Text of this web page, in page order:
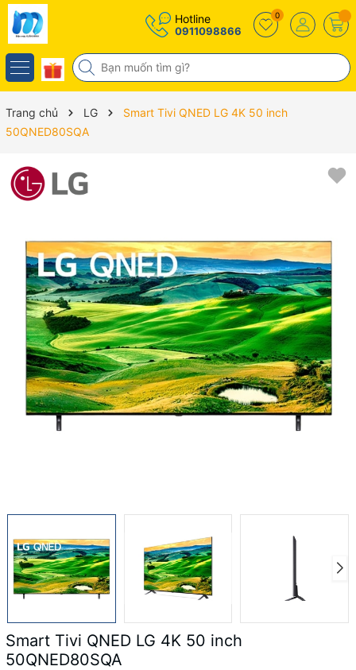
Hotline
0911098866
0
Trang chủ LG
Smart Tivi QNED LG 4K 50 inch
50QNED80SQA
Smart Tivi QNED LG 4K 50 inch
50QNED80SQA